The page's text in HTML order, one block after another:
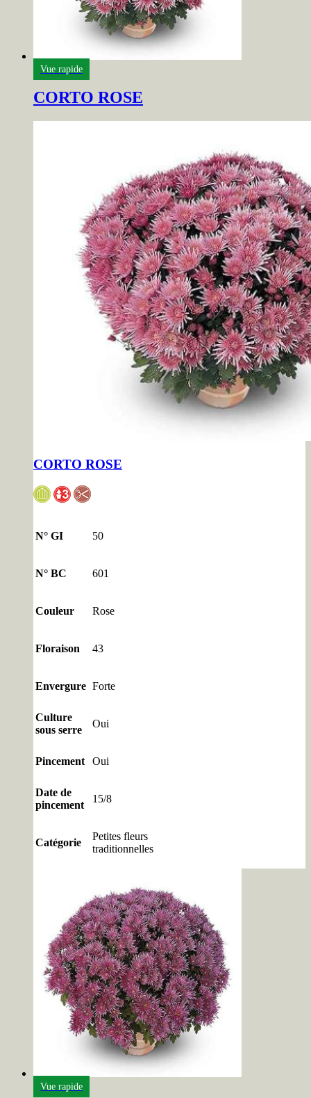
Vue rapide
CORTO ROSE
CORTO ROSE
N° GI 50
N° BC 601
Couleur Rose
Floraison 43
Envergure Forte
Culture
sous serre
Oui
Pincement Oui
Date de
pincement
15/8
Catégorie
Petites fleurs
traditionnelles
Vue rapide